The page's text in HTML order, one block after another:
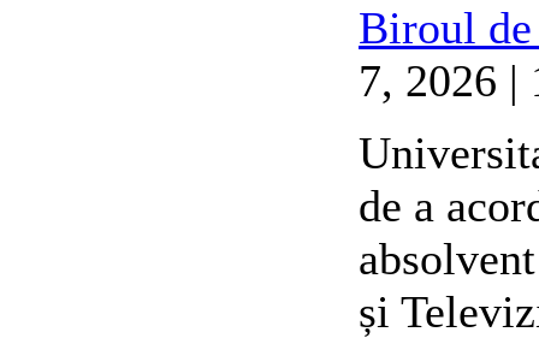
Biroul
7, 2026 |
de a
și